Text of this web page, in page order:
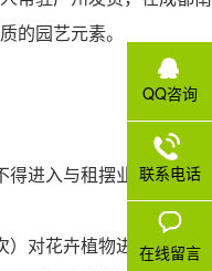
的园艺元素。
得进入与租摆业务无关
）对花卉植物进行清洁
QQ咨询
联系电话
在线留言